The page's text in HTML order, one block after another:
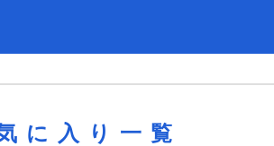
に入り一覧